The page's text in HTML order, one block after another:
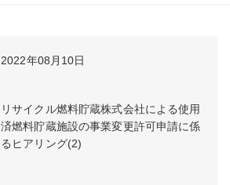
2022年08月10日
リサイクル燃料貯蔵株式会社による使用
済燃料貯蔵施設の事業変更許可申請に係
るヒアリング(2)